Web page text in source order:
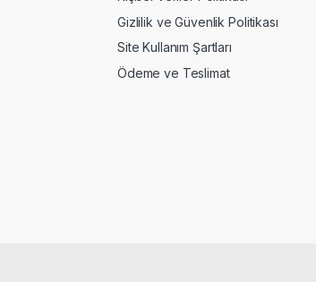
Gizlilik ve Güvenlik Politikası
Site Kullanım Şartları
Ödeme ve Teslimat